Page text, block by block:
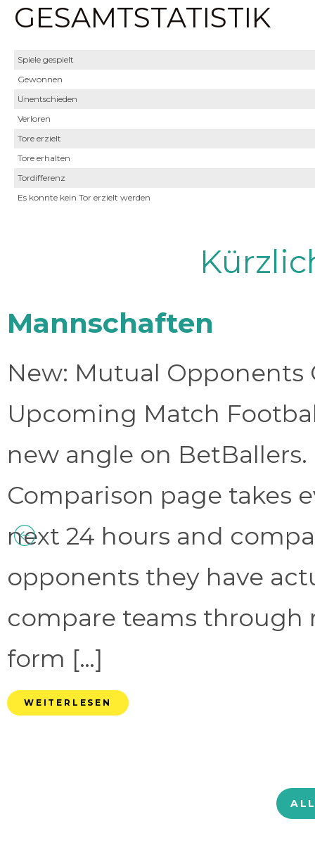
GESAMTSTATISTIK
Spiele gespielt
Gewonnen
Unentschieden
Verloren
Tore erzielt
Tore erhalten
Tordifferenz
Es konnte kein Tor erzielt werden
Mannschaften
New: Mutual Opponents
Upcoming Match
new angle on
Comparison page takes
next 24 hours and
opponents they have
compare teams through
form […]
WEITERLESEN